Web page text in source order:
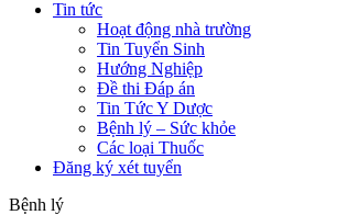
Tin tức
Hoạt động nhà trường
Tin Tuyển Sinh
Hướng Nghiệp
Đề thi Đáp án
Tin Tức Y Dược
Bệnh lý – Sức khỏe
Các loại Thuốc
Đăng ký xét tuyển
Bệnh lý